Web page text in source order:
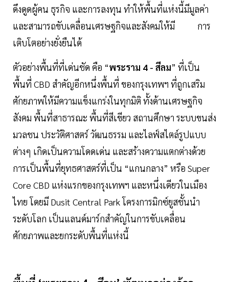
ดึงดูดผู้คน ธุรกิจ และการลงทุน ทำให้พื้นที่แห่งนี้มีมูลค่า
และสามารถขับเคลื่อนเศรษฐกิจและสังคมให้มี การ
เติบโตอย่างยั่งยืนได้
ตัวอย่างพื้นที่ที่เด่นชัด คือ “พระราม 4 - สีลม” ที่เป็น
พื้นที่ CBD สำคัญอีกหนึ่งพื้นที่ ของกรุงเทพฯ ที่ถูกเสริม
ศักยภาพให้มีความแข็งแกร่งในทุกมิติ ทั้งด้านเศรษฐกิจ
สังคม พื้นที่สาธารณะ พื้นที่สีเขียว สถานศึกษา ระบบขนส่ง
มวลชน ประวัติศาสตร์ วัฒนธรรม และไลฟ์สไตล์รูปแบบ
ต่างๆ เกิดเป็นความโดดเด่น และสร้างความแตกต่างด้วย
การเป็นพื้นที่ยุทธศาสตร์ที่เป็น “แกนกลาง” หรือ Super
Core CBD แห่งแรกของกรุงเทพฯ และหนึ่งเดียวในเมือง
ไทย โดยมี Dusit Central Park โครงการมิกซ์ยูสชั้นนำ
ระดับโลก เป็นแลนด์มาร์กสำคัญในการขับเคลื่อน
ศักยภาพและยกระดับพื้นที่แห่งนี้